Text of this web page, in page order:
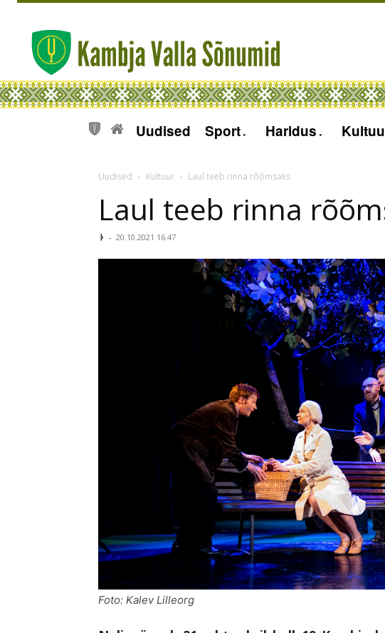
Uudised Sport Haridus
Uudised Kultuur Laul teeb rinna rõõmsaks
Laul teeb rinna
ᚦ - 20.10.2021 16.47
Foto: Kalev Lilleorg